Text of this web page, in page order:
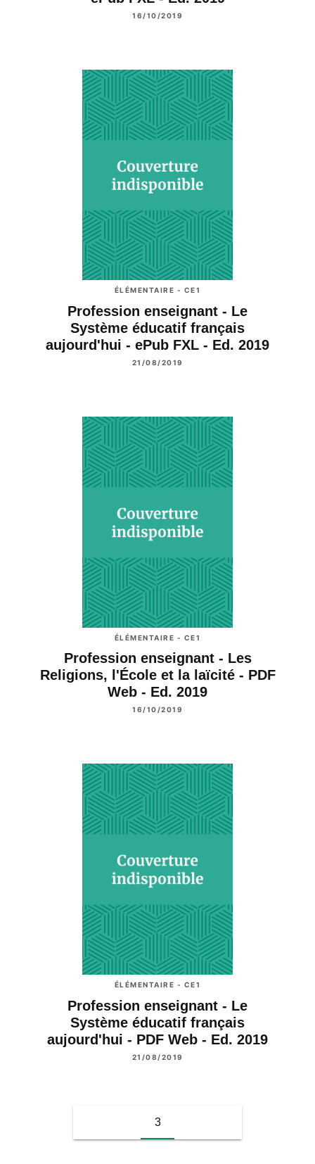
16/10/2019
ÉLÉMENTAIRE - CE1
Profession enseignant - Le
Système éducatif français
aujourd'hui - ePub FXL - Ed. 2019
21/08/2019
ÉLÉMENTAIRE - CE1
Profession enseignant - Les
Religions, l'École et la laïcité - PDF
Web - Ed. 2019
16/10/2019
ÉLÉMENTAIRE - CE1
Profession enseignant - Le
Système éducatif français
aujourd'hui - PDF Web - Ed. 2019
21/08/2019
3